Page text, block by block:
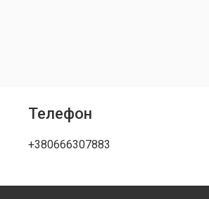
Телефон
+380666307883